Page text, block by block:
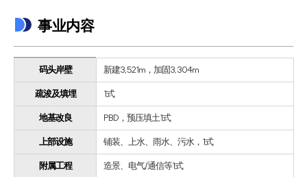
事业内容
码头岸壁 新建3,521m，加固3,304m
疏浚及填埋 1式
地基改良 PBD，预压填土1式
上部设施 铺装、上水、雨水、污水，1式
附属工程 造景、电气/通信等1式